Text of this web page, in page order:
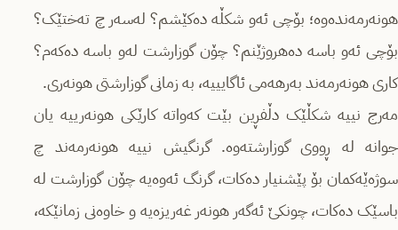
هونەرمەندەوە؛ بۆچی ئەو شکڵە دەکێشم؟ لەسەر چ تەختێک؟
بۆچی ئەو باسە دەهروژێنم؟ چۆن گوزارشت لەو باسە دەکەم؟
کاری هونەرمەند بەرهەمی ئاگایییە، بە زمانی گوزارشتی هونەری.
مەرج نییە شکڵێک دڵفڕین بێت کەواتە کارێکی هونەرییە یان
جوانە لە ڕووی گوزارشتەوە. گرنگیش نییە هونەرمەند چ
سوژەێەکمان بۆ پێشنیار دەکات، گرنگ ئەوەیە چۆن گوزارشت لە
باسێک دەکات، چونکێ ئەگەر ھونەر غەریزەیە و خاوەنی زمانێکە،